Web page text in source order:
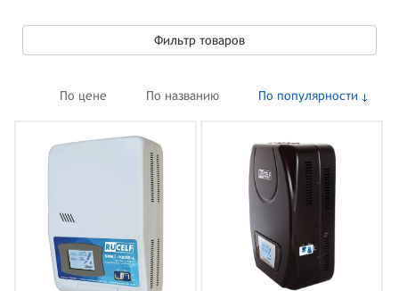
Фильтр товаров
По цене По названию По популярности